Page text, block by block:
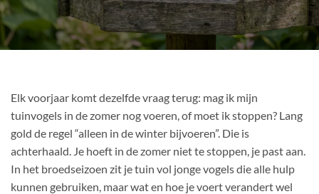
Elk voorjaar komt dezelfde vraag terug: mag ik mijn
tuinvogels in de zomer nog voeren, of moet ik stoppen? Lang
gold de regel “alleen in de winter bijvoeren”. Die is
achterhaald. Je hoeft in de zomer niet te stoppen, je past aan.
In het broedseizoen zit je tuin vol jonge vogels die alle hulp
kunnen gebruiken, maar wat en hoe je voert verandert wel